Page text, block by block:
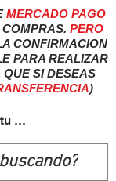
MERCADO PAGO
PERO
CONFIRMACION
PARA REALIZAR
SI DESEAS
)
usuairo